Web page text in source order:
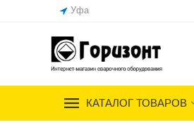
Уфа
КАТАЛОГ ТОВАРОВ